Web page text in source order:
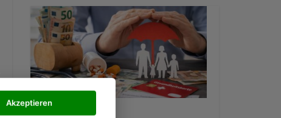
Allgemein
Akzeptieren